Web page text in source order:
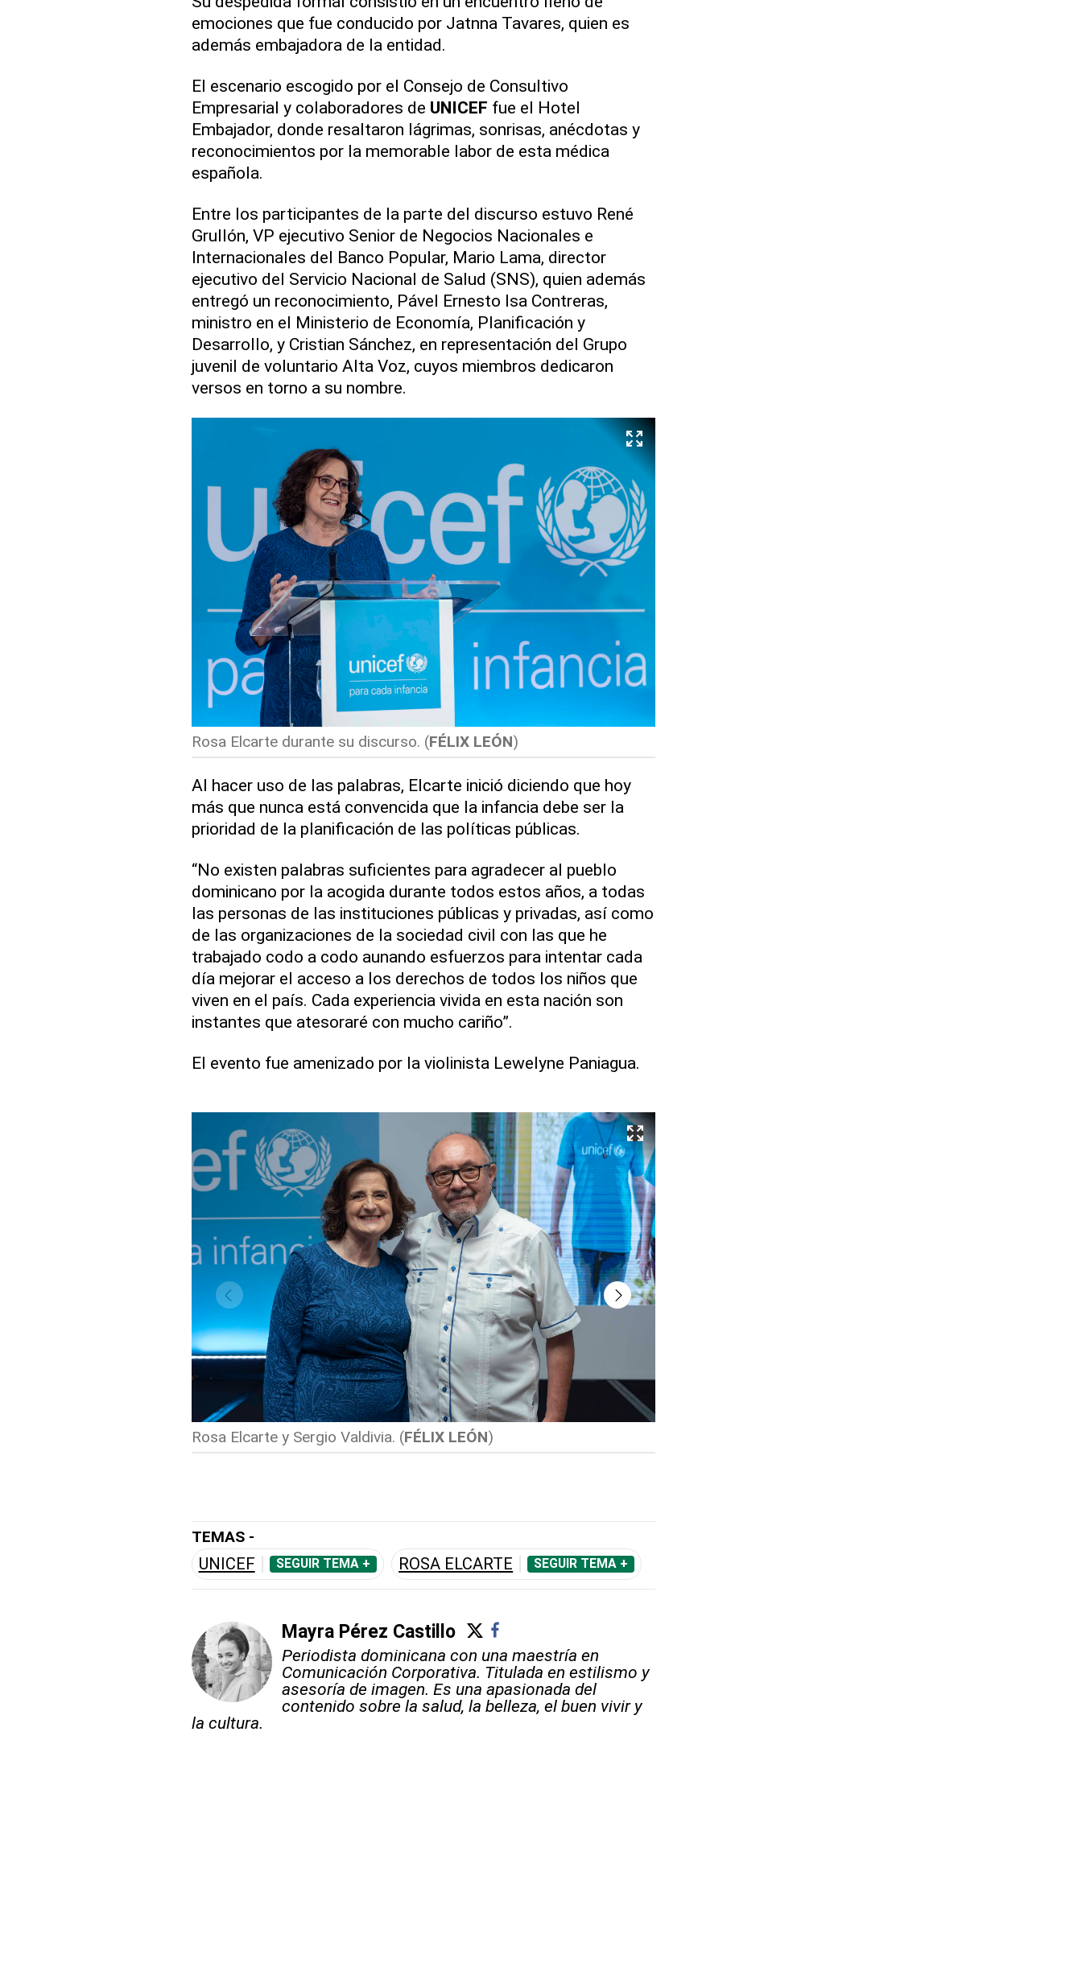
emociones que fue conducido por Jatnna Tavares, quien es
además embajadora de la entidad.
El escenario escogido por el Consejo de Consultivo
Empresarial y colaboradores de UNICEF fue el Hotel
Embajador, donde resaltaron lágrimas, sonrisas, anécdotas y
reconocimientos por la memorable labor de esta médica
española.
Entre los participantes de la parte del discurso estuvo René
Grullón, VP ejecutivo Senior de Negocios Nacionales e
Internacionales del Banco Popular, Mario Lama, director
ejecutivo del Servicio Nacional de Salud (SNS), quien además
entregó un reconocimiento, Pável Ernesto Isa Contreras,
ministro en el Ministerio de Economía, Planificación y
Desarrollo, y Cristian Sánchez, en representación del Grupo
juvenil de voluntario Alta Voz, cuyos miembros dedicaron
versos en torno a su nombre.
Rosa Elcarte durante su discurso. (FÉLIX LEÓN)
Al hacer uso de las palabras, Elcarte inició diciendo que hoy
más que nunca está convencida que la infancia debe ser la
prioridad de la planificación de las políticas públicas.
“No existen palabras suficientes para agradecer al pueblo
dominicano por la acogida durante todos estos años, a todas
las personas de las instituciones públicas y privadas, así como
de las organizaciones de la sociedad civil con las que he
trabajado codo a codo aunando esfuerzos para intentar cada
día mejorar el acceso a los derechos de todos los niños que
viven en el país. Cada experiencia vivida en esta nación son
instantes que atesoraré con mucho cariño”.
El evento fue amenizado por la violinista Lewelyne Paniagua.
Rosa Elcarte y Sergio Valdivia. (FÉLIX LEÓN)
TEMAS -
UNICEF SEGUIR TEMA + ROSA ELCARTE SEGUIR TEMA +
Mayra Pérez Castillo
Periodista dominicana con una maestría en
Comunicación Corporativa. Titulada en estilismo y
asesoría de imagen. Es una apasionada del
contenido sobre la salud, la belleza, el buen vivir y
la cultura.